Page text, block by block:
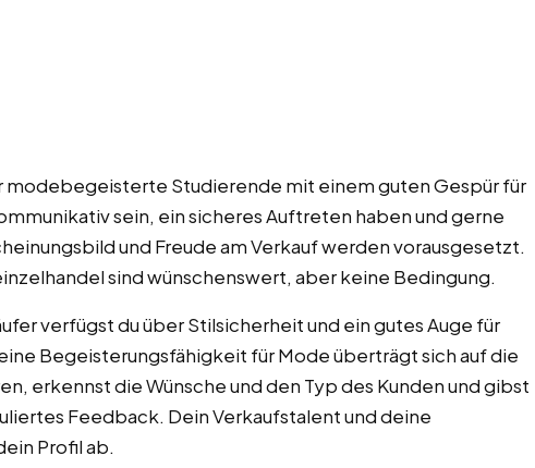
modebegeisterte Studierende mit einem guten Gespür für
sein, ein sicheres Auftreten haben und gerne
und Freude am Verkauf werden vorausgesetzt.
sind wünschenswert, aber keine Bedingung.
verfügst du über Stilsicherheit und ein gutes Auge für
Begeisterungsfähigkeit für Mode überträgt sich auf die
erkennst die Wünsche und den Typ des Kunden und gibst
Feedback. Dein Verkaufstalent und deine
Profil ab.